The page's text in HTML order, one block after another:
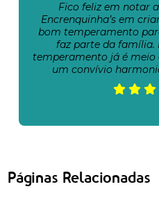
Fico feliz em notar
Encrenquinha’s em
bom temperamento
faz parte da família.
temperamento já é
um convívio
Páginas Relacionadas